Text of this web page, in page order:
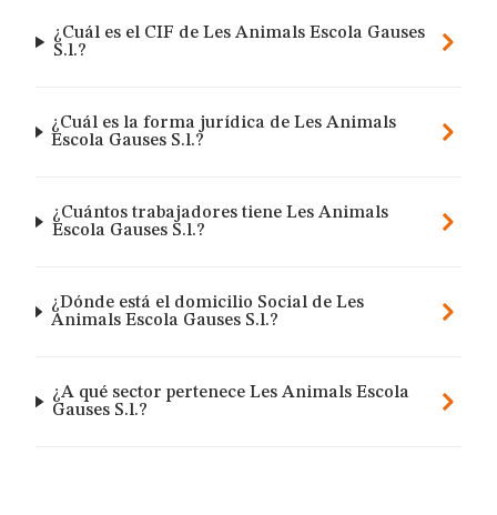
¿Cuál es el CIF de Les Animals Escola Gauses
S.l.?
¿Cuál es la forma jurídica de Les Animals
Escola Gauses S.l.?
¿Cuántos trabajadores tiene Les Animals
Escola Gauses S.l.?
¿Dónde está el domicilio Social de Les
Animals Escola Gauses S.l.?
¿A qué sector pertenece Les Animals Escola
Gauses S.l.?